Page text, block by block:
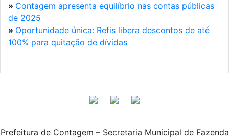
» Contagem apresenta equilíbrio nas contas públicas
de 2025
» Oportunidade única: Refis libera descontos de até
100% para quitação de dívidas
Prefeitura de Contagem – Secretaria Municipal de Fazenda